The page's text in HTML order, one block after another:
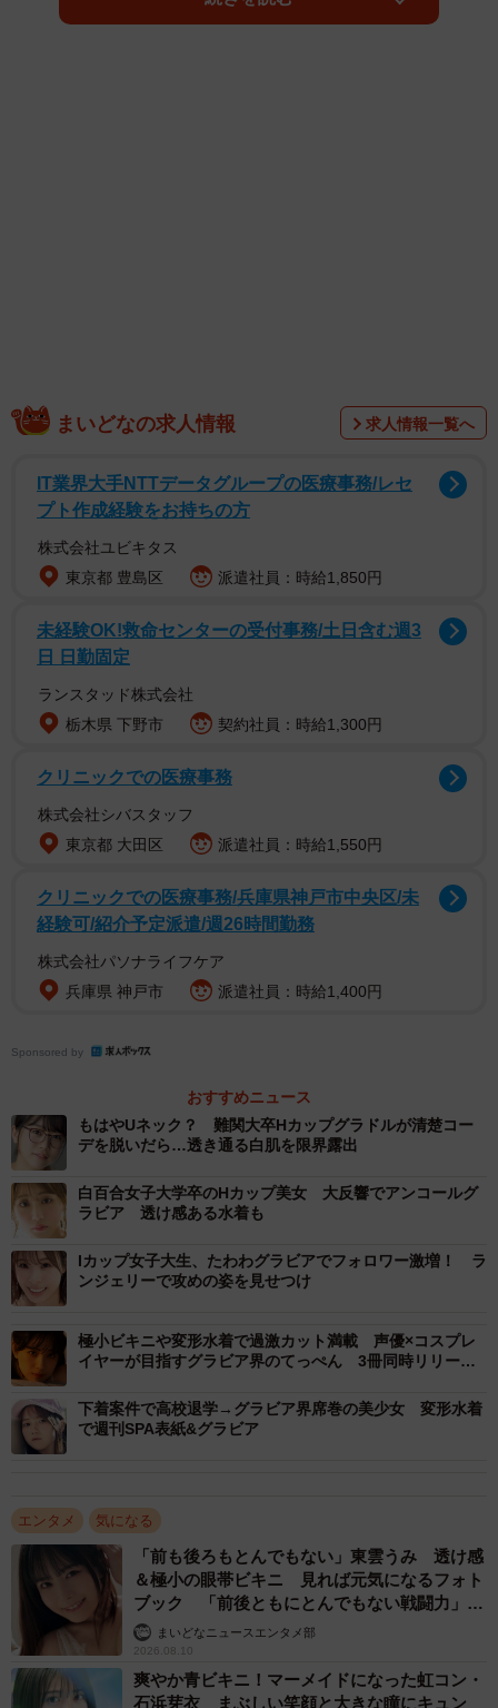
のやり場に困るような過激ショットです。
一冊です。
【紫藤るいさんプロフィール】
しどう・るい 25歳 東京都出身 T158B90W58H90 子
役時代、「流川ゆうり」として2010年からNHK教育番組
に芸能活動から一時引退したが、2023年11月、FRIDAYで
人X、Instagram（ともに@rui_shido）
にしもと・ひかる 1999年12月31日生まれ 熊本県出身
B88 / W62 / H82 / T160 / S24.5 特技は剣道(初段)、バレー
ボール（10年） 最新DVDは「ファーストラブを、もうい
ちど。」（ラインコミュニケーションズ） デジタル写真
集「光るカラダ、君へ届け」
まいどなの求人情報 求人情報一覧へ
IT業界大手NTTデータグループの医療事務/レセ
プト作成経験をお持ちの方
株式会社ユビキタス
東京都 豊島区
派遣社員：時給1,850円
未経験OK!救命センターの受付事務/土日含む週3
日 日勤固定
ランスタッド株式会社
栃木県 下野市
契約社員：時給1,300円
クリニックでの医療事務
株式会社シバスタッフ
東京都 大田区
派遣社員：時給1,550円
クリニックでの医療事務/兵庫県神戸市中央区/未
経験可/紹介予定派遣/週26時間勤務
株式会社パソナライフケア
兵庫県 神戸市
派遣社員：時給1,400円
Sponsored by
おすすめニュース
もはやUネック？ 難関大卒Hカップグラドルが清楚コー
デを脱いだら…透き通る白肌を限界露出
白百合女子大学卒のHカップ美女 大反響でアンコールグ
ラビア 透け感ある水着も
Iカップ女子大生、たわわグラビアでフォロワー激増！ ラ
ンジェリーで攻めの姿を見せつけ
極小ビキニや変形水着で過激カット満載 声優×コスプレ
イヤーが目指すグラビア界のてっぺん 3冊同時リリー
下着案件で高校退学→グラビア界席巻の美少女 変形水着
で週刊SPA表紙&グラビア
エンタメ 気になる
「前も後ろもとんでもない」東雲うみ 透け感
＆極小の眼帯ビキニ 見れば元気になるフォト
ブック 「前後ともにとんでもない戦闘力」
「桃ダイナマイトがすごい」
まいどなニュースエンタメ部
2026.08.10
爽やか青ビキニ！マーメイドになった虹コン・
石浜芽衣 まぶしい笑顔と大きな瞳にキュン